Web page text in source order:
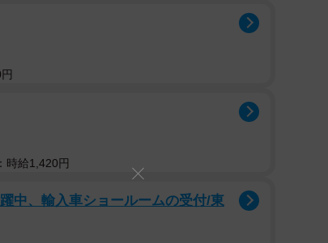
時給1,420円
中、輸入車ショールームの受付/東